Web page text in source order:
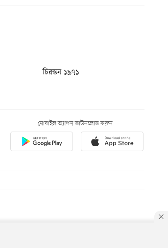
চিরন্তন ১৯৭১
মোবাইল অ্যাপস ডাউনলোড করুন